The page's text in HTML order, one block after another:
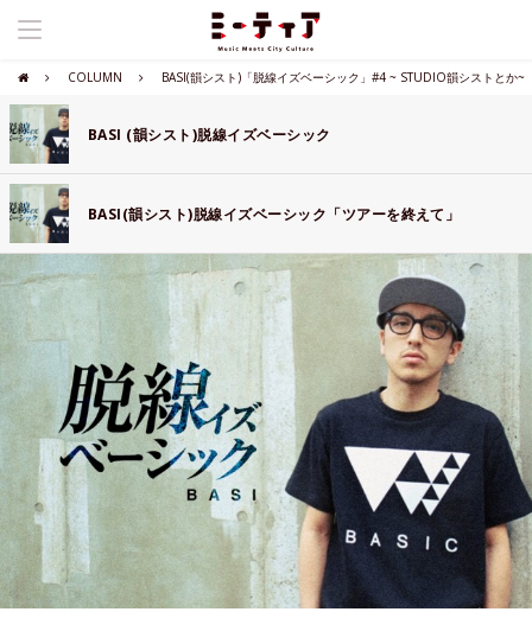
COLUMN BASI(韻シスト)「脱線イズベーシック」#4 ~ STUDIO韻シストとか~
BASI (韻シスト)脱線イズベーシック
BASI(韻シスト)脱線イズベーシック「ツアーを終えて」